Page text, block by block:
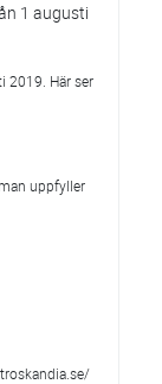
1 augusti
2019. Här ser
uppfyller